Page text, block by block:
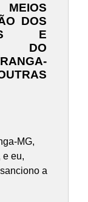
DOS
E
DO
MG,
e eu,
a